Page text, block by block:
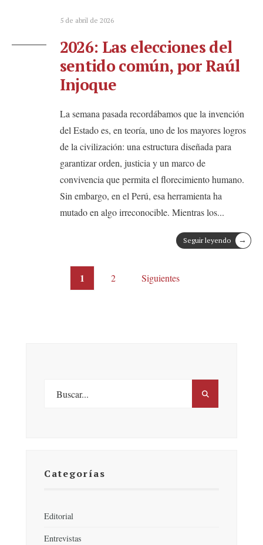
5 de abril de 2026
2026: Las elecciones del
sentido común, por Raúl
Injoque
La semana pasada recordábamos que la invención
del Estado es, en teoría, uno de los mayores logros
de la civilización: una estructura diseñada para
garantizar orden, justicia y un marco de
convivencia que permita el florecimiento humano.
Sin embargo, en el Perú, esa herramienta ha
mutado en algo irreconocible. Mientras los...
Seguir leyendo →
pagination
1 2 Siguientes
Categorías
Editorial
Entrevistas